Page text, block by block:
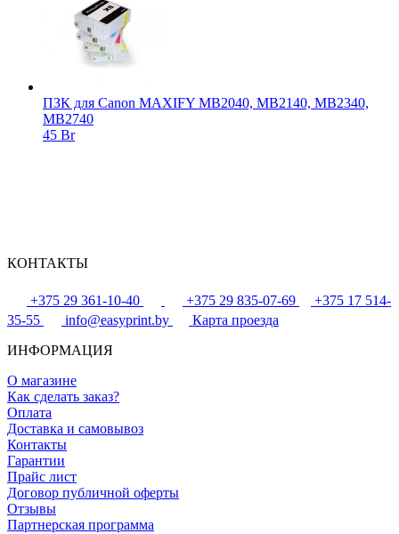
ПЗК для Canon MAXIFY MB2040, MB2140, MB2340,
MB2740
45 Br
КОНТАКТЫ
+375 29 361-10-40 +375 29 835-07-69
+375 17 514-
35-55
info@easyprint.by
Карта проезда
ИНФОРМАЦИЯ
О магазине
Как сделать заказ?
Оплата
Доставка и самовывоз
Контакты
Гарантии
Прайс лист
Договор публичной оферты
Отзывы
Партнерская программа